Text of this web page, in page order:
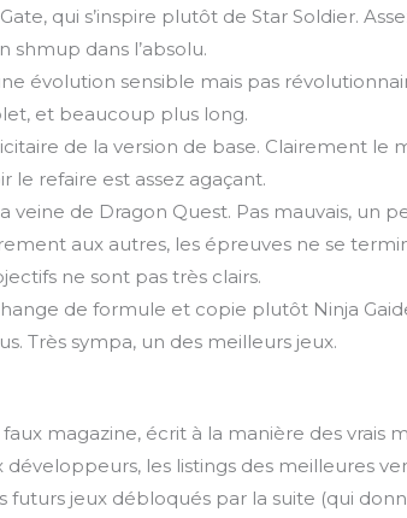
qui s’inspire plutôt de Star Soldier.
shmup dans l’absolu.
évolution sensible mais pas
et beaucoup plus long.
de la version de base. Clairement le
le refaire est assez agaçant.
veine de Dragon Quest. Pas mauvais, un
aux autres, les épreuves ne se
ne sont pas très clairs.
de formule et copie plutôt Ninja
Très sympa, un des meilleurs jeux.
magazine, écrit à la manière des vrais
développeurs, les listings des meilleures
futurs jeux débloqués par la suite (qui